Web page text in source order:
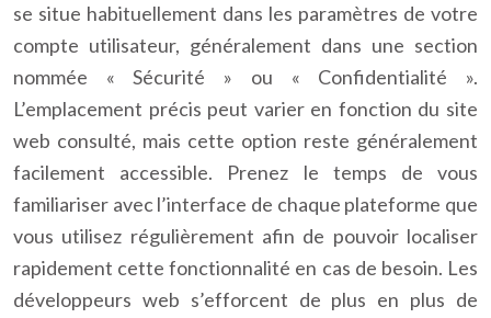
se situe habituellement dans les paramètres de votre
compte utilisateur, généralement dans une section
nommée « Sécurité » ou « Confidentialité ».
L’emplacement précis peut varier en fonction du site
web consulté, mais cette option reste généralement
facilement accessible. Prenez le temps de vous
familiariser avec l’interface de chaque plateforme que
vous utilisez régulièrement afin de pouvoir localiser
rapidement cette fonctionnalité en cas de besoin. Les
développeurs web s’efforcent de plus en plus de